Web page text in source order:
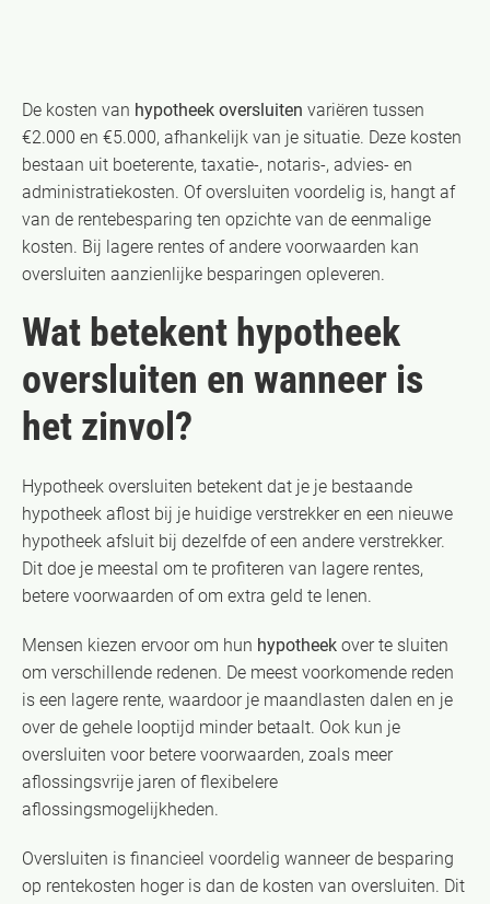
De kosten van hypotheek oversluiten variëren tussen
€2.000 en €5.000, afhankelijk van je situatie. Deze kosten
bestaan uit boeterente, taxatie-, notaris-, advies- en
administratiekosten. Of oversluiten voordelig is, hangt af
van de rentebesparing ten opzichte van de eenmalige
kosten. Bij lagere rentes of andere voorwaarden kan
oversluiten aanzienlijke besparingen opleveren.
Wat betekent hypotheek
oversluiten en wanneer is
het zinvol?
Hypotheek oversluiten betekent dat je je bestaande
hypotheek aflost bij je huidige verstrekker en een nieuwe
hypotheek afsluit bij dezelfde of een andere verstrekker.
Dit doe je meestal om te profiteren van lagere rentes,
betere voorwaarden of om extra geld te lenen.
Mensen kiezen ervoor om hun hypotheek over te sluiten
om verschillende redenen. De meest voorkomende reden
is een lagere rente, waardoor je maandlasten dalen en je
over de gehele looptijd minder betaalt. Ook kun je
oversluiten voor betere voorwaarden, zoals meer
aflossingsvrije jaren of flexibelere
aflossingsmogelijkheden.
Oversluiten is financieel voordelig wanneer de besparing
op rentekosten hoger is dan de kosten van oversluiten. Dit